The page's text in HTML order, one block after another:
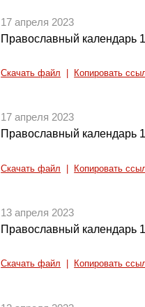
17 апреля 2023
Православный календарь
Скачать файл Копировать
17 апреля 2023
Православный календарь
Скачать файл Копировать
13 апреля 2023
Православный календарь
Скачать файл Копировать